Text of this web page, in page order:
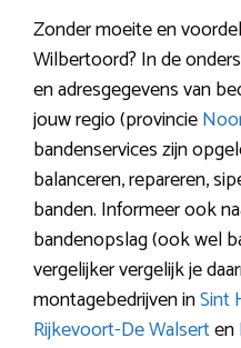
Zonder moeite en
Wilbertoord? In de
en adresgegevens van
jouw regio (provincie
bandenservices zijn
balanceren, repareren,
banden. Informeer ook
bandenopslag (ook wel
vergelijker vergelijk je
montagebedrijven inSint
Rijkevoort-De Walserten